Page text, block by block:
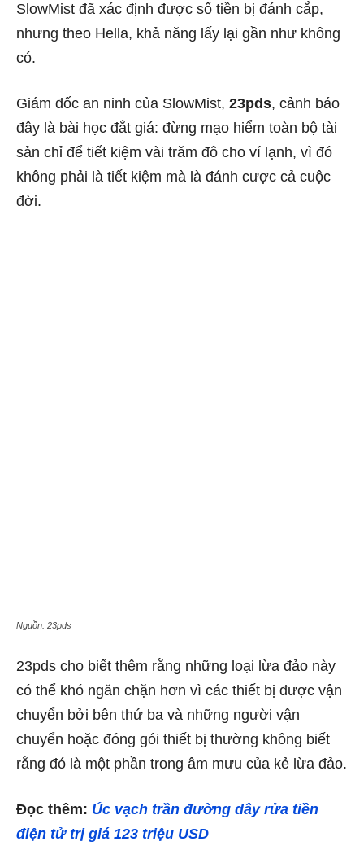
SlowMist đã xác định được số tiền bị đánh cắp,
nhưng theo Hella, khả năng lấy lại gần như không
có.
Giám đốc an ninh của SlowMist, 23pds, cảnh báo
đây là bài học đắt giá: đừng mạo hiểm toàn bộ tài
sản chỉ để tiết kiệm vài trăm đô cho ví lạnh, vì đó
không phải là tiết kiệm mà là đánh cược cả cuộc
đời.
Nguồn: 23pds
23pds cho biết thêm rằng những loại lừa đảo này
có thể khó ngăn chặn hơn vì các thiết bị được vận
chuyển bởi bên thứ ba và những người vận
chuyển hoặc đóng gói thiết bị thường không biết
rằng đó là một phần trong âm mưu của kẻ lừa đảo.
Đọc thêm: Úc vạch trần đường dây rửa tiền
điện tử trị giá 123 triệu USD